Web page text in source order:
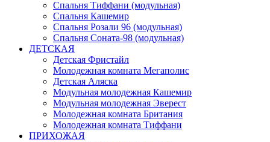
Спальня Тиффани (модульная)
Спальня Кашемир
Спальня Розали 96 (модульная)
Спальня Соната-98 (модульная)
ДЕТСКАЯ
Детская Фристайл
Молодежная комната Мегаполис
Детская Аляска
Модульная молодежная Кашемир
Модульная молодежная Эверест
Молодежная комната Британия
Молодежная комната Тиффани
ПРИХОЖАЯ